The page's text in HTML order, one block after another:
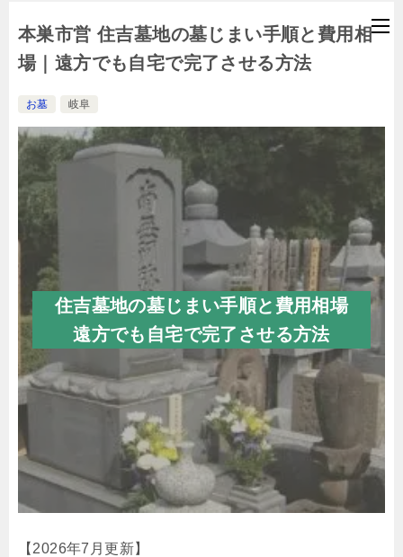
本巣市営 住吉墓地の墓じまい手順と費用相
場｜遠方でも自宅で完了させる方法
お墓 岐阜
住吉墓地の墓じまい手順と費用相場
遠方でも自宅で完了させる方法
【2026年7月更新】